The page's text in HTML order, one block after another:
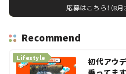
応募はこちら！（8月
Recommend
初代アウ
Lifestyle